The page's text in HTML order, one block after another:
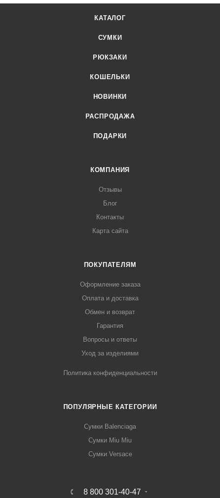
КАТАЛОГ
СУМКИ
РЮКЗАКИ
КОШЕЛЬКИ
НОВИНКИ
РАСПРОДАЖА
ПОДАРКИ
КОМПАНИЯ
Отзывы
Блог
Контакты
Карта сайта
ПОКУПАТЕЛЯМ
Оформление заказа
Оплата и доставка
Обмен и возврат
Гарантия
Вопросы и ответы
Уход за изделиями
Политика конфиденциальности
ПОПУЛЯРНЫЕ КАТЕГОРИИ
Сумки Balenciaga
Сумки Miu Miu
Сумки Versace
8 800 301-40-47